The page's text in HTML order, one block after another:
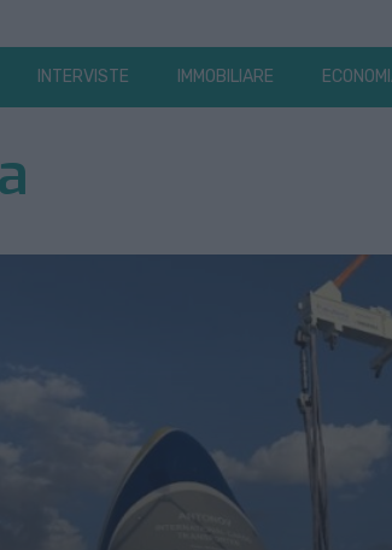
INTERVISTE IMMOBILIARE